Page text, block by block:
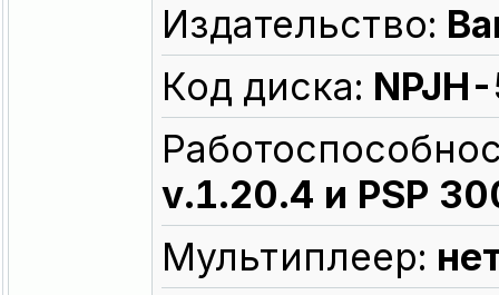
Издательство:
Код диска:
v.1.20.4 и PSP
Мультиплеер: